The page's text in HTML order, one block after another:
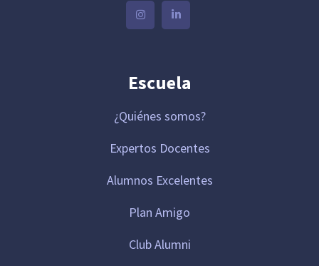
Escuela
¿Quiénes somos?
Expertos Docentes
Alumnos Excelentes
Plan Amigo
Club Alumni